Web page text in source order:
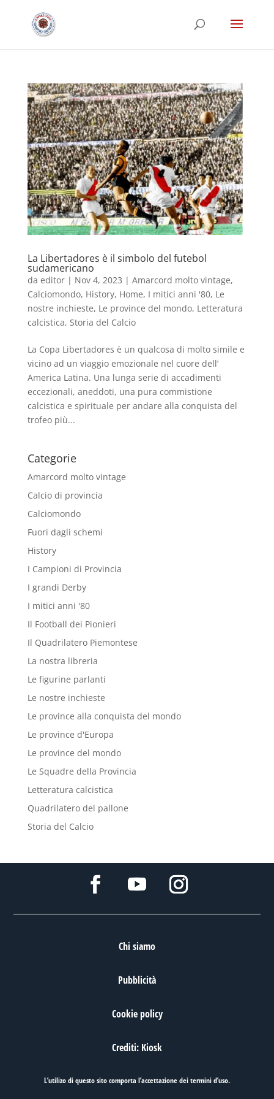
La Libertadores è il simbolo del futebol
sudamericano
da editor| Nov 4, 2023 | Amarcord molto vintage,
Calciomondo, History, Home, I mitici anni '80, Le
nostre inchieste, Le province del mondo, Letteratura
calcistica, Storia del Calcio
La Copa Libertadores è un qualcosa di molto simile e
vicino ad un viaggio emozionale nel cuore dell’
America Latina. Una lunga serie di accadimenti
eccezionali, aneddoti, una pura commistione
calcistica e spirituale per andare alla conquista del
trofeo più...
Categorie
Amarcord molto vintage
Calcio di provincia
Calciomondo
Fuori dagli schemi
History
I Campioni di Provincia
I grandi Derby
I mitici anni '80
Il Football dei Pionieri
Il Quadrilatero Piemontese
La nostra libreria
Le figurine parlanti
Le nostre inchieste
Le province alla conquista del mondo
Le province d'Europa
Le province del mondo
Le Squadre della Provincia
Letteratura calcistica
Quadrilatero del pallone
Storia del Calcio
Chi siamo
Pubblicità
Cookie policy
Crediti: Kiosk
L’utilizo di questo sito comporta l’accettazione deitermini d’uso.